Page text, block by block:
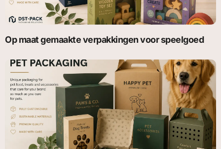
Op maat gemaakte verpakkingen voor speelgoed